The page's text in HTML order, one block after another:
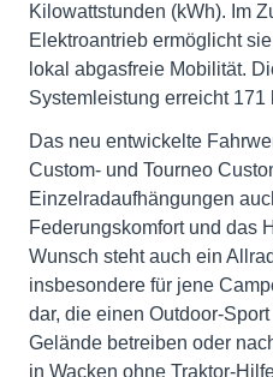
Kilowattstunden (kWh). Im
Elektroantrieb ermöglicht
lokal abgasfreie Mobilität.
Systemleistung erreicht 171
Das neu entwickelte
Custom- und Tourneo
Einzelradaufhängungen
Federungskomfort und das
Wunsch steht auch ein
insbesondere für jene
dar, die einen Outdoor-
Gelände betreiben oder
in Wacken ohne Traktor-